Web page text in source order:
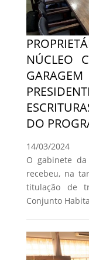
NÚCLEO
DO
14/03/2024
O gabinete da
recebeu, na
titulação de
Conjunto